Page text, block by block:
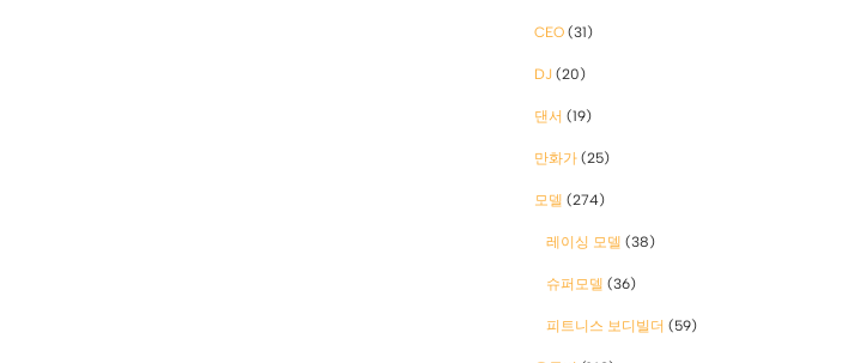
CEO (31)
DJ (20)
댄서 (19)
만화가 (25)
모델 (274)
레이싱 모델 (38)
슈퍼모델 (36)
피트니스 보디빌더 (59)